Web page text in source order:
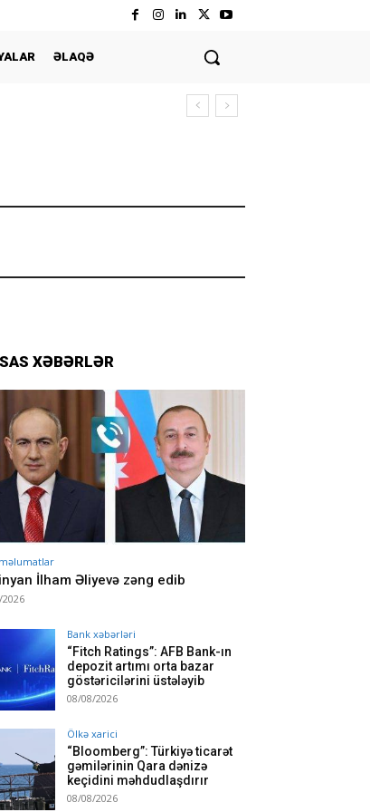
ƏLAQƏ
XƏBƏRLƏR
İlham Əliyevə zəng edib
Bank xəbərləri
“Fitch Ratings”: AFB Bank-ın
depozit artımı orta bazar
göstəricilərini üstələyib
08/08/2026
Ölkə xarici
“Bloomberg”: Türkiyə ticarət
gəmilərinin Qara dənizə
keçidini məhdudlaşdırır
08/08/2026